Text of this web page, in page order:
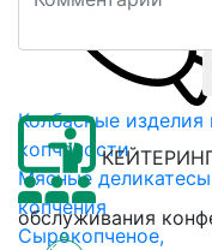
Колбасные изделия
копчености
Мясные
копчения
Сырокопченое,
обслуживания